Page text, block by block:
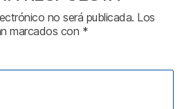
no será publicada. Los
marcados con *